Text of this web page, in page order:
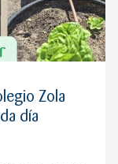
Zola
día